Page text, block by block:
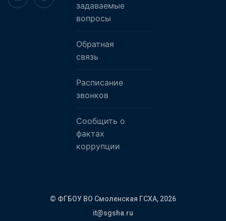
задаваемые
вопросы
Обратная
связь
Расписание
звонков
Сообщить о
фактах
коррупции
© ФГБОУ ВО Смоленская ГСХА, 2026
it@sgsha.ru